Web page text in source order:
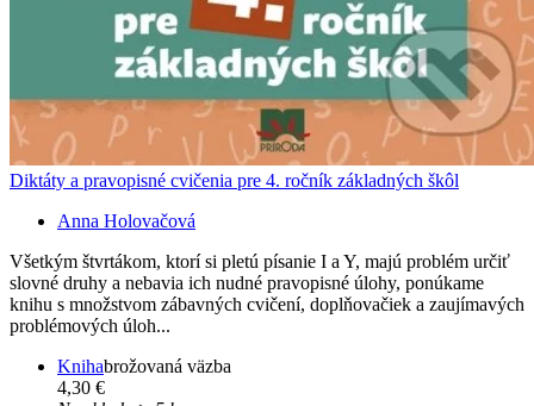
Diktáty a pravopisné cvičenia pre 4. ročník základných škôl
Anna Holovačová
Všetkým štvrtákom, ktorí si pletú písanie I a Y, majú problém určiť
slovné druhy a nebavia ich nudné pravopisné úlohy, ponúkame
knihu s množstvom zábavných cvičení, doplňovačiek a zaujímavých
problémových úloh...
Knihabrožovaná väzba
4,30 €